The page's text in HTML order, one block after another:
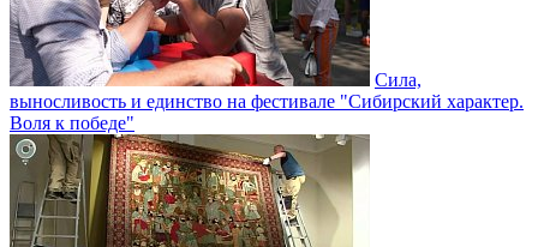
Сила,
выносливость и единство на фестивале "Сибирский характер.
Воля к победе"